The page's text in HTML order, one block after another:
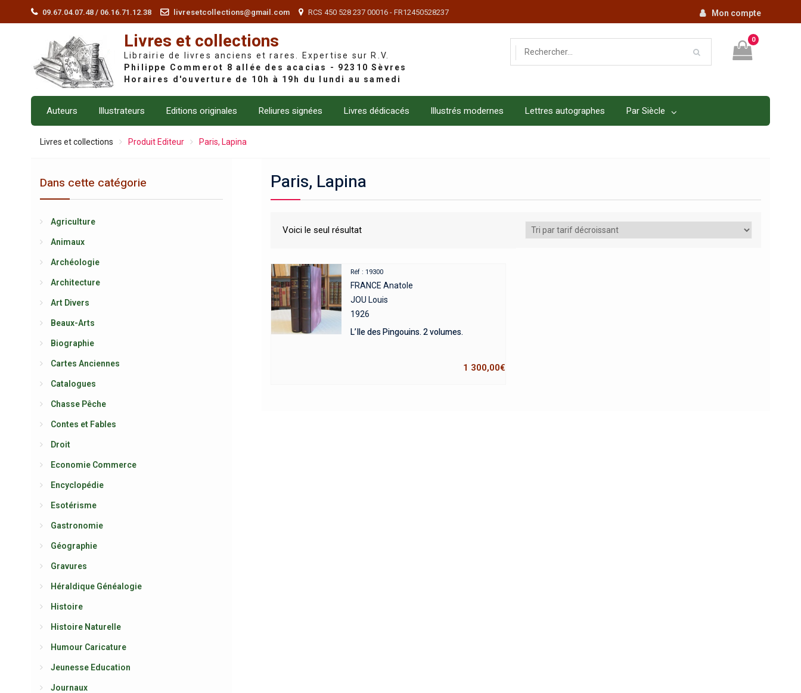
09.67.04.07.48 / 06.16.71.12.38 livresetcollections@gmail.com RCS 450 528 237 00016 - FR12450528237 Mon compte
Livres et collections
Librairie de livres anciens et rares. Expertise sur R.V.
0
Auteurs Illustrateurs Editions originales Reliures signées Livres dédicacés Illustrés modernes Lettres autographes Par Siècle
Livres et collections Produit Editeur Paris, Lapina
Paris, Lapina
Voici le seul résultat
Réf : 19300
FRANCE Anatole
JOU Louis
1926
L’Ile des Pingouins. 2 volumes.
1 300,00€
Dans cette catégorie
Agriculture
Animaux
Archéologie
Architecture
Art Divers
Beaux-Arts
Biographie
Cartes Anciennes
Catalogues
Chasse Pêche
Contes et Fables
Droit
Economie Commerce
Encyclopédie
Esotérisme
Gastronomie
Géographie
Gravures
Héraldique Généalogie
Histoire
Histoire Naturelle
Humour Caricature
Jeunesse Education
Journaux